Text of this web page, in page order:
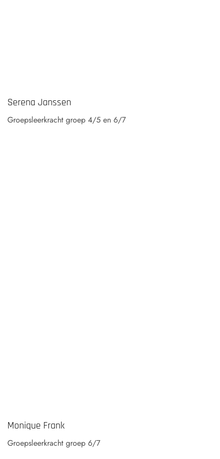
Serena Janssen
Groepsleerkracht groep 4/5 en 6/7
Monique Frank
Groepsleerkracht groep 6/7